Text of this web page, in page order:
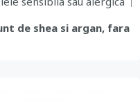
de shea si argan, fara